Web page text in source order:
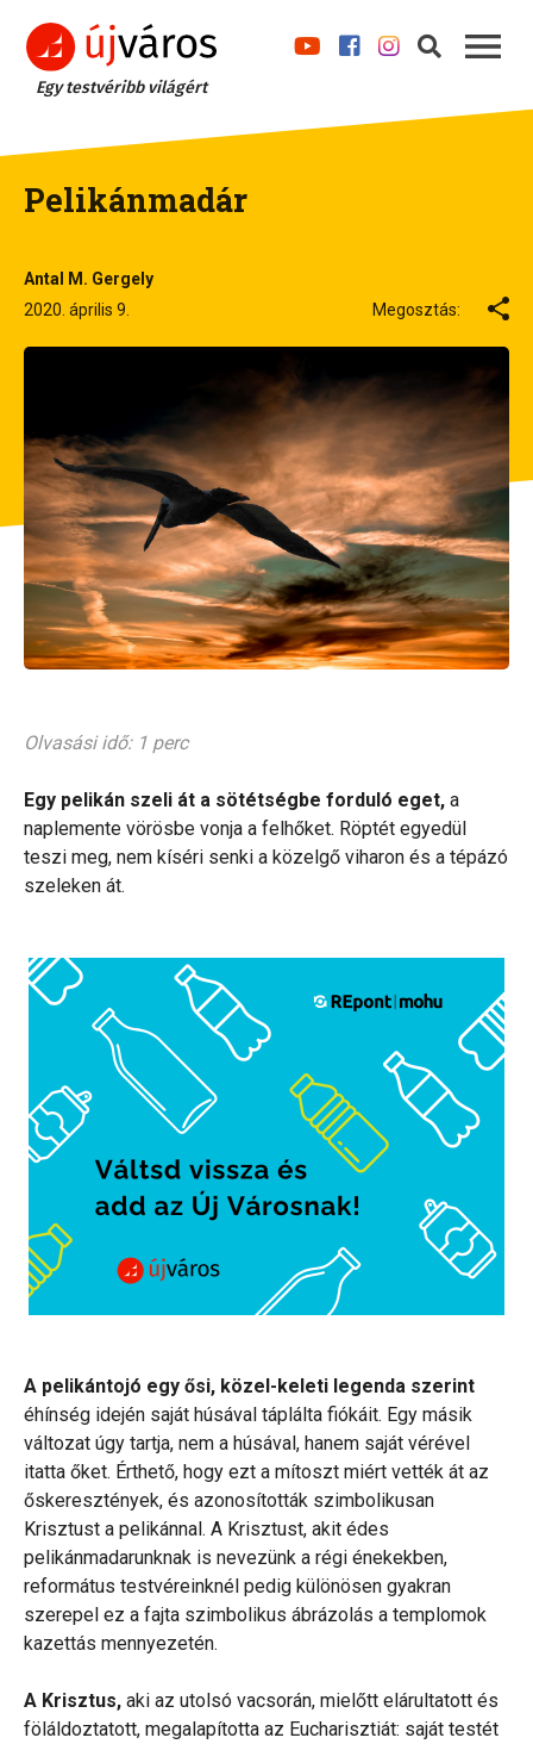
Egy testvéribb világért
Pelikánmadár
Antal M. Gergely
2020. április 9.
Megosztás:
Olvasási idő: 1 perc
Egy pelikán szeli át a sötétségbe forduló eget, a
naplemente vörösbe vonja a felhőket. Röptét egyedül
teszi meg, nem kíséri senki a közelgő viharon és a tépázó
szeleken át.
A pelikántojó egy ősi, közel-keleti legenda szerint
éhínség idején saját húsával táplálta fiókáit. Egy másik
változat úgy tartja, nem a húsával, hanem saját vérével
itatta őket. Érthető, hogy ezt a mítoszt miért vették át az
őskeresztények, és azonosították szimbolikusan
Krisztust a pelikánnal. A Krisztust, akit édes
pelikánmadarunknak is nevezünk a régi énekekben,
református testvéreinknél pedig különösen gyakran
szerepel ez a fajta szimbolikus ábrázolás a templomok
kazettás mennyezetén.
A Krisztus, aki az utolsó vacsorán, mielőtt elárultatott és
föláldoztatott, megalapította az Eucharisztiát: saját testét